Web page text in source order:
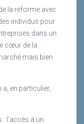
la réforme avec
individus pour
dans un
cœur de la
mais bien
a, en particulier,
l’accès à un